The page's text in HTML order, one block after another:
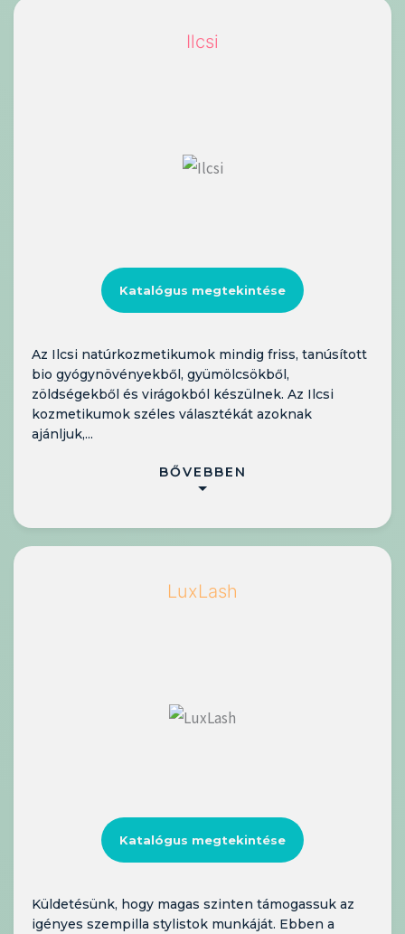
Ilcsi
Katalógus megtekintése
Az Ilcsi natúrkozmetikumok mindig friss, tanúsított
bio gyógynövényekből, gyümölcsökből,
zöldségekből és virágokból készülnek. Az Ilcsi
kozmetikumok széles választékát azoknak
ajánljuk,...
BŐVEBBEN
LuxLash
Katalógus megtekintése
Küldetésünk, hogy magas szinten támogassuk az
igényes szempilla stylistok munkáját. Ebben a